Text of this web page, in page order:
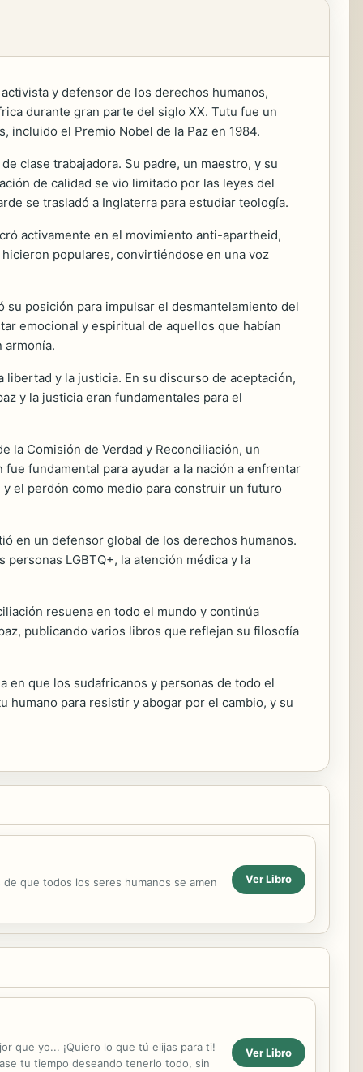
y defensor de los derechos humanos,
durante gran parte del siglo XX. Tutu fue un
incluido el Premio Nobel de la Paz en 1984.
clase trabajadora. Su padre, un maestro, y su
de calidad se vio limitado por las leyes del
se trasladó a Inglaterra para estudiar teología.
activamente en el movimiento anti-apartheid,
populares, convirtiéndose en una voz
posición para impulsar el desmantelamiento del
emocional y espiritual de aquellos que habían
armonía.
y la justicia. En su discurso de aceptación,
y la justicia eran fundamentales para el
la Comisión de Verdad y Reconciliación, un
fundamental para ayudar a la nación a enfrentar
el perdón como medio para construir un futuro
en un defensor global de los derechos humanos.
LGBTQ+, la atención médica y la
resuena en todo el mundo y continúa
publicando varios libros que reflejan su filosofía
en que los sudafricanos y personas de todo el
humano para resistir y abogar por el cambio, y su
que todos los seres humanos se amen Ver Libro
que yo... ¡Quiero lo que tú elijas para ti!
tu tiempo deseando tenerlo todo, sin
Ver Libro